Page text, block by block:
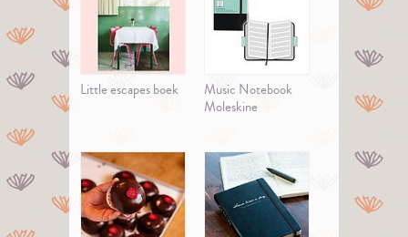
Little escapes boek
Music Notebook
Moleskine